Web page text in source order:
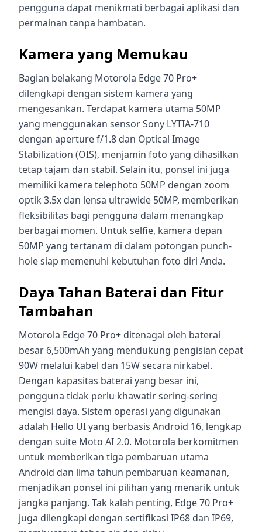
pengguna dapat menikmati berbagai aplikasi dan
permainan tanpa hambatan.
Kamera yang Memukau
Bagian belakang Motorola Edge 70 Pro+
dilengkapi dengan sistem kamera yang
mengesankan. Terdapat kamera utama 50MP
yang menggunakan sensor Sony LYTIA-710
dengan aperture f/1.8 dan Optical Image
Stabilization (OIS), menjamin foto yang dihasilkan
tetap tajam dan stabil. Selain itu, ponsel ini juga
memiliki kamera telephoto 50MP dengan zoom
optik 3.5x dan lensa ultrawide 50MP, memberikan
fleksibilitas bagi pengguna dalam menangkap
berbagai momen. Untuk selfie, kamera depan
50MP yang tertanam di dalam potongan punch-
hole siap memenuhi kebutuhan foto diri Anda.
Daya Tahan Baterai dan Fitur
Tambahan
Motorola Edge 70 Pro+ ditenagai oleh baterai
besar 6,500mAh yang mendukung pengisian cepat
90W melalui kabel dan 15W secara nirkabel.
Dengan kapasitas baterai yang besar ini,
pengguna tidak perlu khawatir sering-sering
mengisi daya. Sistem operasi yang digunakan
adalah Hello UI yang berbasis Android 16, lengkap
dengan suite Moto AI 2.0. Motorola berkomitmen
untuk memberikan tiga pembaruan utama
Android dan lima tahun pembaruan keamanan,
menjadikan ponsel ini pilihan yang menarik untuk
jangka panjang. Tak kalah penting, Edge 70 Pro+
juga dilengkapi dengan sertifikasi IP68 dan IP69,